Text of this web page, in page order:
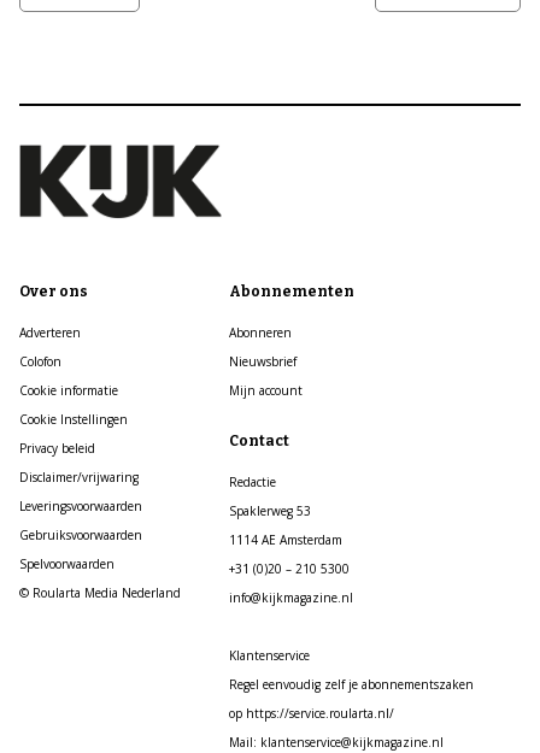
Over ons
Adverteren
Colofon
Cookie informatie
Cookie Instellingen
Privacy beleid
Disclaimer/vrijwaring
Leveringsvoorwaarden
Gebruiksvoorwaarden
Spelvoorwaarden
© Roularta Media Nederland
Abonnementen
Abonneren
Nieuwsbrief
Mijn account
Contact
Redactie
Spaklerweg 53
1114 AE Amsterdam
+31 (0)20 – 210 5300
info@kijkmagazine.nl
Klantenservice
Regel eenvoudig zelf je abonnementszaken
op https://service.roularta.nl/
Mail: klantenservice@kijkmagazine.nl